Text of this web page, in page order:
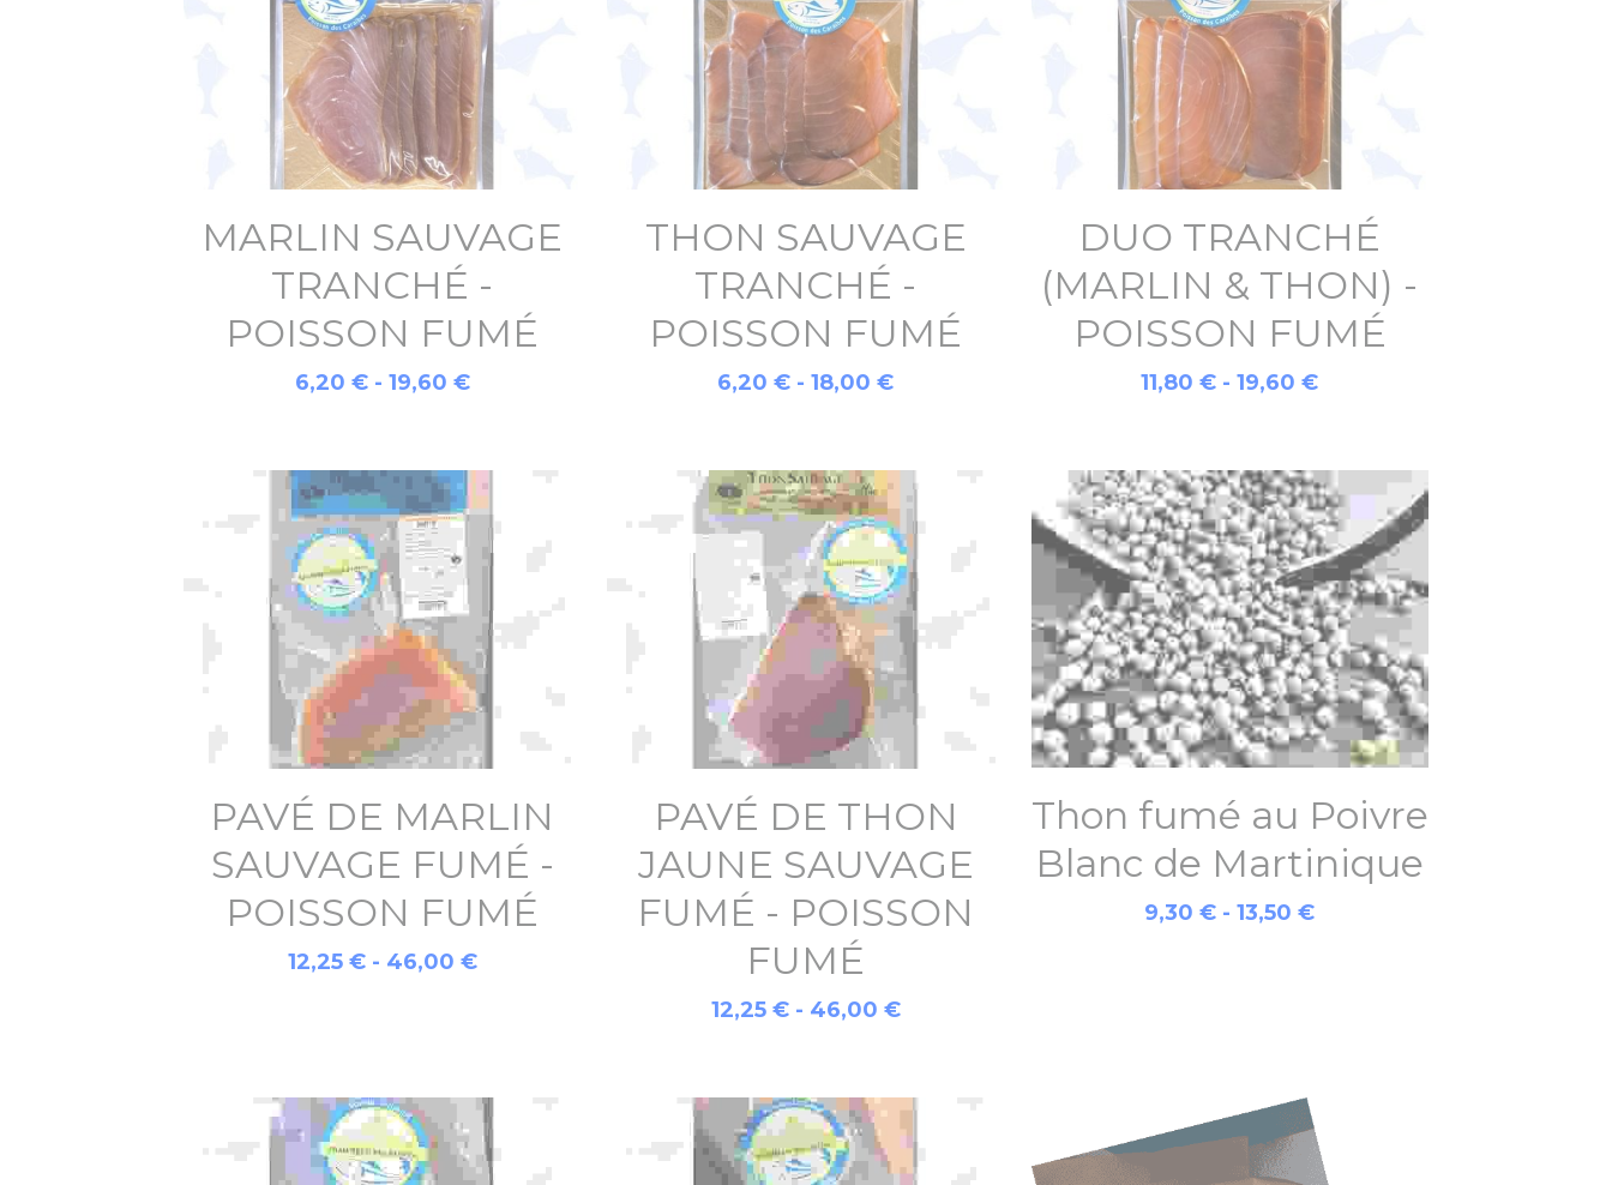
MARLIN SAUVAGE
TRANCHÉ -
POISSON FUMÉ
6,20 € - 19,60 €
THON SAUVAGE
TRANCHÉ -
POISSON FUMÉ
6,20 € - 18,00 €
DUO TRANCHÉ
(MARLIN & THON) -
POISSON FUMÉ
11,80 € - 19,60 €
PAVÉ DE MARLIN
SAUVAGE FUMÉ -
POISSON FUMÉ
12,25 € - 46,00 €
PAVÉ DE THON
JAUNE SAUVAGE
FUMÉ - POISSON
FUMÉ
12,25 € - 46,00 €
Thon fumé au Poivre
Blanc de Martinique
9,30 € - 13,50 €